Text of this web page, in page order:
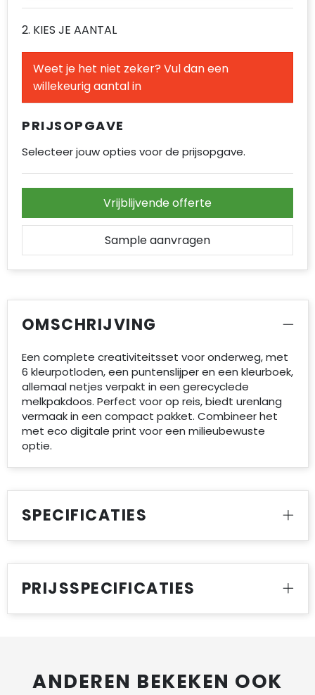
Accessoires voor tassen
Aktetassen
Waterbestendige tassen
Goodiebags
2. KIES JE AANTAL
Weet je het niet zeker? Vul dan een
willekeurig aantal in
PRIJSOPGAVE
Selecteer jouw opties voor de prijsopgave.
Vrijblijvende offerte
Sample aanvragen
OMSCHRIJVING
Een complete creativiteitsset voor onderweg, met
6 kleurpotloden, een puntenslijper en een kleurboek,
allemaal netjes verpakt in een gerecyclede
melkpakdoos. Perfect voor op reis, biedt urenlang
vermaak in een compact pakket. Combineer het
met eco digitale print voor een milieubewuste
optie.
SPECIFICATIES
PRIJSSPECIFICATIES
ANDEREN BEKEKEN OOK